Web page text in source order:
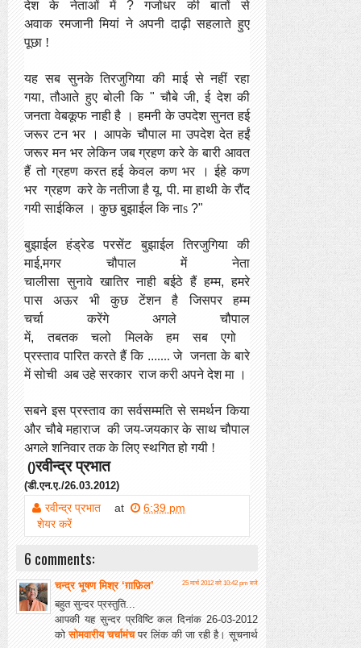
देश के नेताओं में ?गजोधर की बातों
से
अवाक रमजानी मियां ने अपनी दाढ़ी सहलाते हुए
पूछा !
यह सब सुनके तिरजुगिया की माई से नहीं रहा
गया,तौआते हुए बोली कि"चौबे जी,ई देश की
जनता वेबकूफ नाही है
। हमनी के उपदेश सुनत हई
जरूर टन भर
। आपके चौपाल मा उपदेश देत हईं
जरूर मन भर लेकिन जब ग्रहण करे के बारी आवत
हैं तो ग्रहण करत हई केवल कण भर
। ईहे कण
भर ग्रहण करे के नतीजा है यू. पी. मा हाथी के रौंद
गयी साईकिल । कुछ बुझाईल कि नाs ?"
बुझाईल हंड्रेड परसेंट बुझाईल तिरजुगिया की
माई,मगर
चौपाल में नेता
चालीसा सुनावे खातिर नाही बईठे हैं हम्म,हमरे
पास
अऊर भी कुछ टेंशन है जिसपर
हम्म
चर्चा
करेंगे अगले
चौपाल
में,तबतक चलो मिलके हम सब
एगो
प्रस्ताव पारित करते हैं कि.......जे जनता के बारे
में सोची अब उहे सरकार राज करी अपने देश मा ।
सबने इस प्रस्ताव का सर्वसम्मति से समर्थन किया
और चौबे महाराज की जय-जयकार के साथ चौपाल
अगले शनिवार तक के लिए स्थगित हो गयी !
()रवीन्द्र प्रभात
(डी.एन.ए./26.03.2012)
रवीन्द्र प्रभात at
6:39 pm
शेयर करें
6 comments:
चन्द्र भूषण मिश्र ‘ग़ाफ़िल’ 25 मार्च 2012 को 10:42 pm बजे
बहुत सुन्दर प्रस्तुति...
आपकी यह सुन्दर प्रविष्टि कल दिनांक 26-03-2012
कोसोमवारीय चर्चामंचपर लिंक की जा रही है। सूचनार्थ